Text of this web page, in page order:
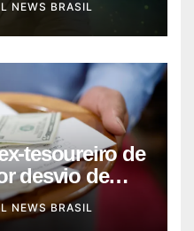
NEWS BRASIL
tesoureiro de
desvio de
NEWS BRASIL